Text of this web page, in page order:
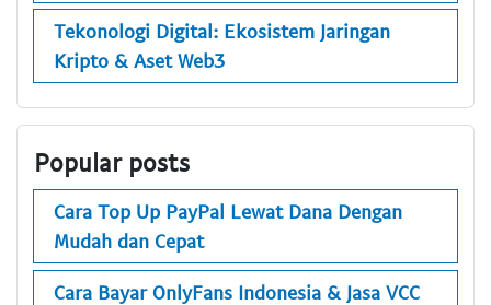
Tekonologi Digital: Ekosistem Jaringan
Kripto & Aset Web3
Popular posts
Cara Top Up PayPal Lewat Dana Dengan
Mudah dan Cepat
Cara Bayar OnlyFans Indonesia & Jasa VCC